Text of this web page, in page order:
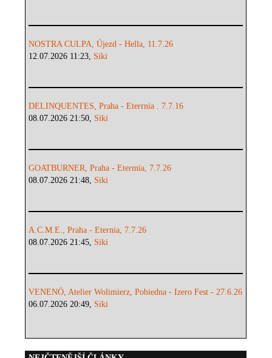
NOSTRA CULPA, Újezd - Hella, 11.7.26
12.07.2026 11:23, Siki
DELINQUENTES, Praha - Eterrnia . 7.7.16
08.07.2026 21:50, Siki
GOATBURNER, Praha - Etermia, 7.7.26
08.07.2026 21:48, Siki
A.C.M.E., Praha - Eternia, 7.7.26
08.07.2026 21:45, Siki
VENENÖ, Atelier Wolimierz, Pobiedna - Izero Fest - 27.6.26
06.07.2026 20:49, Siki